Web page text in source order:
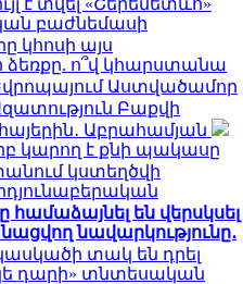
բաժնեմասի
կհոսի այս
ո՞վ կհարստանա
Աստվածամոր
Բաքվի
Աբրահամյան
կարող է քնի պակասը
կստեղծվի
համաձայնել են վերսկսել
նավարկությունը․
տակ են դրել
դարի» տնտեսական